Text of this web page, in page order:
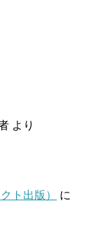
より
ト出版）
に